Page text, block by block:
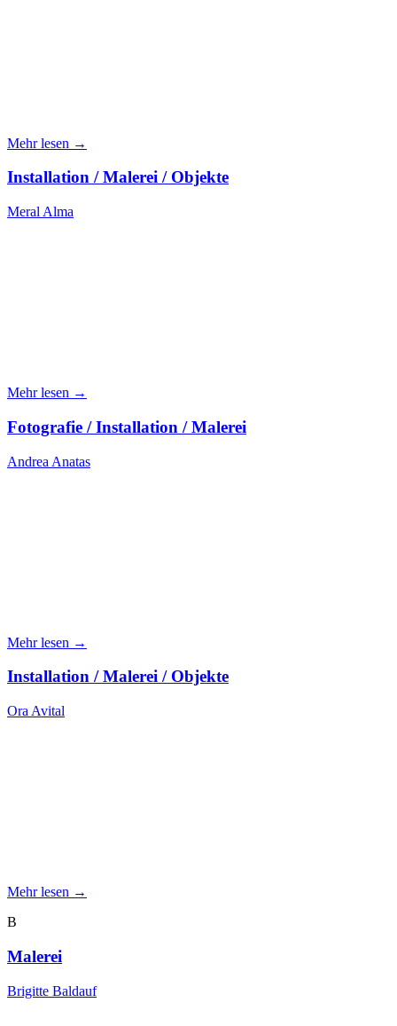
Mehr lesen →
Installation / Malerei / Objekte
Meral Alma
Mehr lesen →
Fotografie / Installation / Malerei
Andrea Anatas
Mehr lesen →
Installation / Malerei / Objekte
Ora Avital
Mehr lesen →
B
Malerei
Brigitte Baldauf